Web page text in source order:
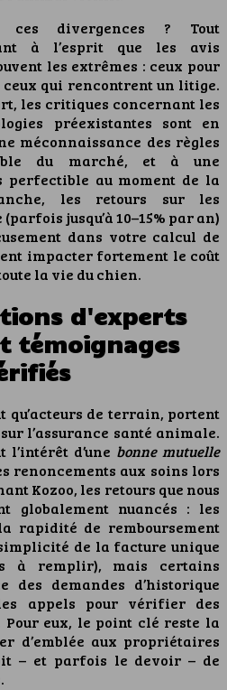
ces divergences ? Tout
à l’esprit que les avis
les extrêmes : ceux pour
ceux qui rencontrent un litige.
les critiques concernant les
préexistantes sont en
méconnaissance des règles
du marché, et à une
perfectible au moment de la
les retours sur les
jusqu’à 10–15% par an)
dans votre calcul de
impacter fortement le coût
la vie du chien.
d'experts
témoignages
qu’acteurs de terrain, portent
l’assurance santé animale.
l’intérêt d’une bonne mutuelle
renoncements aux soins lors
Kozoo, les retours que nous
globalement nuancés : les
rapidité de remboursement
de la facture unique
à remplir), mais certains
des demandes d’historique
appels pour vérifier des
eux, le point clé reste la
d’emblée aux propriétaires
– et parfois le devoir – de